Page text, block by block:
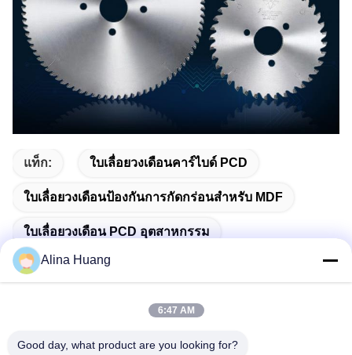
แท็ก: ใบเลื่อยวงเดือนคาร์ไบด์ PCD
ใบเลื่อยวงเดือนป้องกันการกัดกร่อนสำหรับ MDF
ใบเลื่อยวงเดือน PCD อุตสาหกรรม
Alina Huang
6:47 AM
Good day, what product are you looking for?